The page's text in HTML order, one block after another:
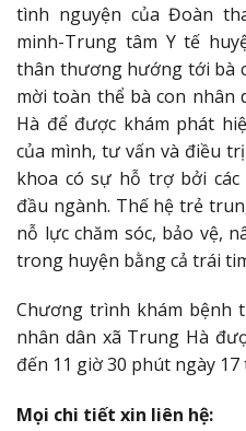
tình nguyện của Đoàn
minh-Trung tâm Y tế
thân thương hướng tới bà
mời toàn thể bà con nhân
Hà để được khám phát
của mình, tư vấn và điều
khoa có sự hỗ trợ bởi các
đầu ngành. Thế hệ trẻ
nỗ lực chăm sóc, bảo vệ,
trong huyện bằng cả trái
Chương trình khám bệnh
nhân dân xã Trung Hà
đến 11 giờ 30 phút ngày 17
Mọi chi tiết xin liên hệ: